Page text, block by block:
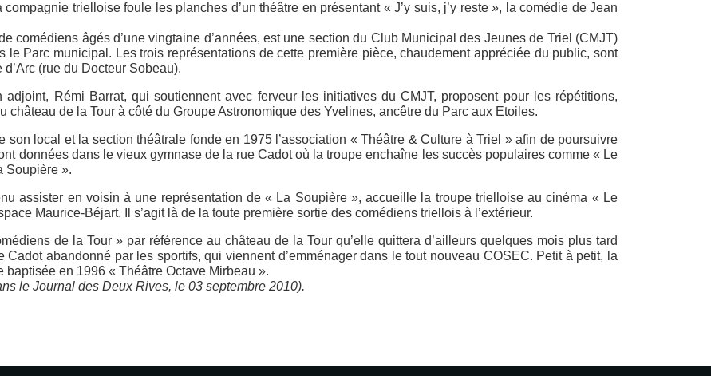
trielloise foule les planches d’un théâtre en présentant « J’y suis, j’y reste », la comédie de Jean
comédiens âgés d’une vingtaine d’années, est une section du Club Municipal des Jeunes de Triel (CMJT)
le Parc municipal. Les trois représentations de cette première pièce, chaudement appréciée du public, sont
(rue du Docteur Sobeau).
Rémi Barrat, qui soutiennent avec ferveur les initiatives du CMJT, proposent pour les répétitions,
de la Tour à côté du Groupe Astronomique des Yvelines, ancêtre du Parc aux Etoiles.
son local et la section théâtrale fonde en 1975 l’association « Théâtre & Culture à Triel » afin de poursuivre
données dans le vieux gymnase de la rue Cadot où la troupe enchaîne les succès populaires comme « Le
Soupière ».
assister en voisin à une représentation de « La Soupière », accueille la troupe trielloise au cinéma « Le
Maurice-Béjart. Il s’agit là de la toute première sortie des comédiens triellois à l’extérieur.
de la Tour » par référence au château de la Tour qu’elle quittera d’ailleurs quelques mois plus tard
Cadot abandonné par les sportifs, qui viennent d’emménager dans le tout nouveau COSEC. Petit à petit, la
en 1996 « Théâtre Octave Mirbeau ».
le Journal des Deux Rives, le 03 septembre 2010).